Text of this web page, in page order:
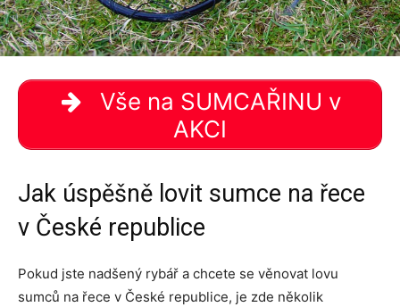
Vše na SUMCAŘINU v
AKCI
Jak úspěšně lovit sumce na řece
v České republice
Pokud jste nadšený rybář a chcete se věnovat lovu
sumců na řece v České republice, je zde několik